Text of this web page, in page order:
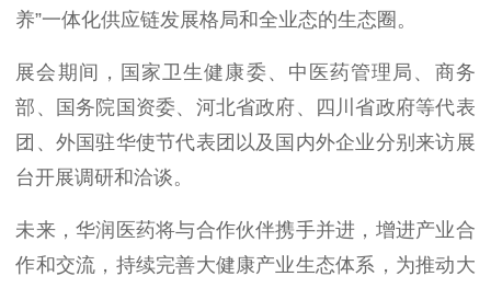
养”一体化供应链发展格局和全业态的生态圈。
展会期间，国家卫生健康委、中医药管理局、商务
部、国务院国资委、河北省政府、四川省政府等代表
团、外国驻华使节代表团以及国内外企业分别来访展
台开展调研和洽谈。
未来，华润医药将与合作伙伴携手并进，增进产业合
作和交流，持续完善大健康产业生态体系，为推动大